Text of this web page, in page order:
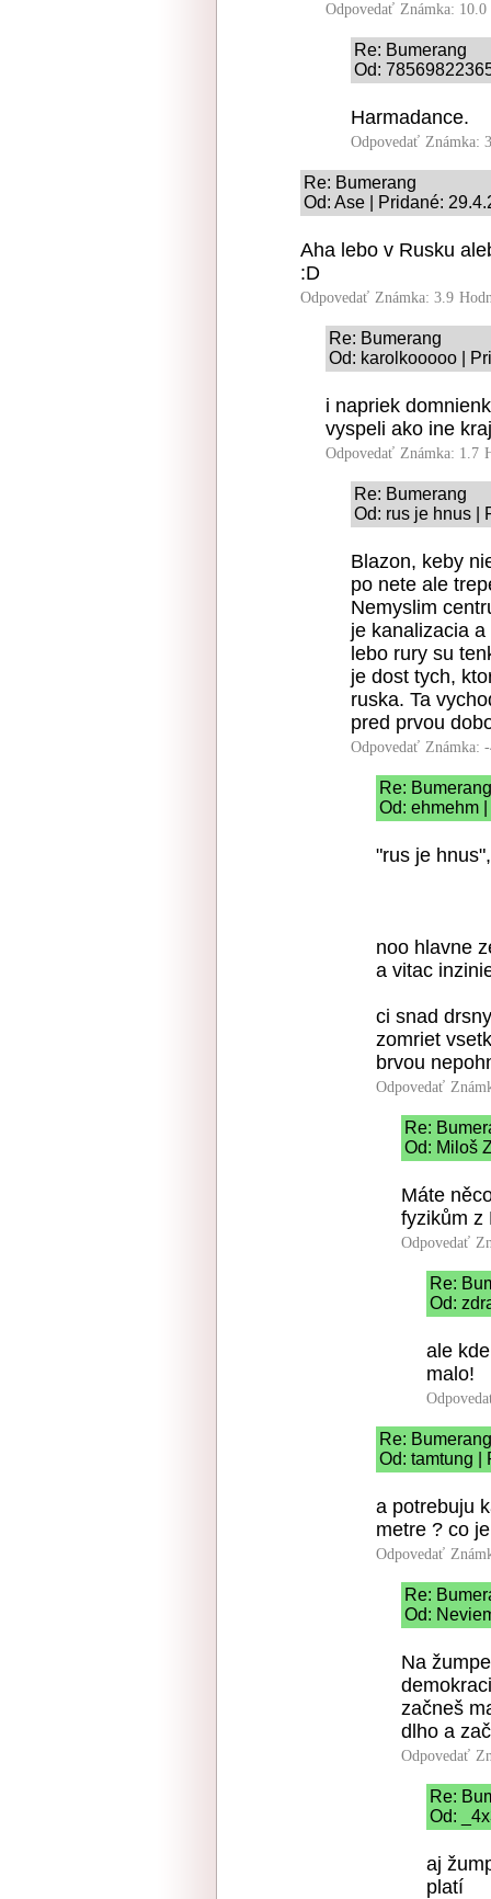
Odpovedať Známka: 10.0
Re: Bumerang
Od:
Harmadance.
Odpovedať Známka:
Re: Bumerang
Od: Ase | Pridané:
Aha lebo v Rusku
:D
Odpovedať Známka: 3.9
Re: Bumerang
Od: karolkooooo |
i napriek
vyspeli ako ine
Odpovedať Známka: 1.7
Re: Bumerang
Od: rus je hnus |
Blazon, keby
po nete ale
Nemyslim
je kanalizacia
lebo rury su
je dost tych,
ruska. Ta
pred prvou
Odpovedať Známka:
Re: Bumerang
Od: ehmehm
"rus je
noo hlavne
a vitac
ci snad
zomriet
brvou
Odpovedať
Re:
Od: Miloš
Máte
fyzikům z
Odpovedať
Re:
Od:
ale
malo!
Re: Bumerang
Od: tamtung |
a potrebuju
metre ? co
Odpovedať
Re:
Od:
Na
začneš
dlho a
Odpovedať
Re:
Od:
aj
platí